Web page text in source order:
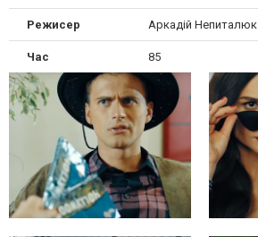
Режисер Аркадій Непиталюк
Час 85